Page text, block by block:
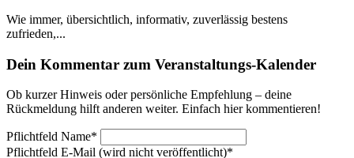
Wie immer, übersichtlich, informativ, zuverlässig bestens
zufrieden,...
Dein Kommentar zum Veranstaltungs-Kalender
Ob kurzer Hinweis oder persönliche Empfehlung – deine
Rückmeldung hilft anderen weiter. Einfach hier kommentieren!
Pflichtfeld Name*
Pflichtfeld E-Mail (wird nicht veröffentlicht)*